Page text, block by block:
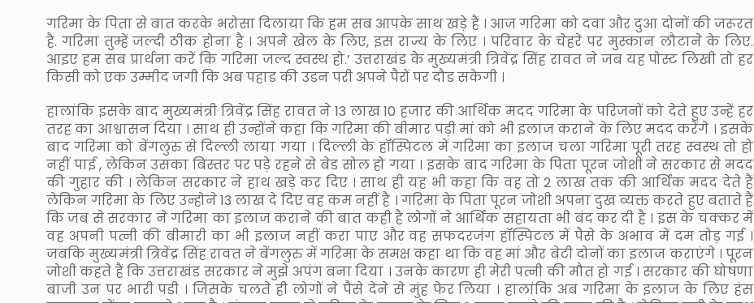
गरिमा के पिता से बात करके भरोसा दिलाया कि हम सब आपके साथ खड़े हैं । आज गरिमा को दवा और दुआ दोनों की जरूरत
है. गरिमा तुम्हें जल्दी ठीक होना है । अपने खेल के लिए, इस राज्य के लिए । परिवार के चेहरे पर मुस्कान लौटाने के लिए.
आइए हम सब प्रार्थना करें कि गरिमा जल्द स्वस्थ हो.’ उत्तराखंड के मुख्यमंत्री त्रिवेंद्र सिंह रावत ने जब यह पोस्ट लिखी तो हर
किसी को एक उम्मीद जगी कि अब पहाड की उडन परी अपने पैरों पर दौड सकेगी ।
हालांकि इसके बाद मुख्यमंत्री त्रिवेंद्र सिंह रावत ने 13 लाख 10 हजार की आर्थिक मदद गरिमा के परिजनों को देते हुए उन्हें हर
तरह का आश्वासन दिया । साथ ही उन्होंने कहा कि गरिमा की बीमार पड़ी मां को भी इलाज कराने के लिए मदद करेंगे । इसके
बाद गरिमा को बेंगलुरु से दिल्ली लाया गया । दिल्ली के हॉस्पिटल में गरिमा का इलाज चला गरिमा पूरी तरह स्वस्थ तो हो
नहीं पाई , लेकिन उसका बिस्तर पर पड़े रहने से बेड सोल हो गया । इसके बाद गरिमा के पिता पूरन जोशी ने सरकार से मदद
की गुहार की । लेकिन सरकार ने हाथ खड़े कर दिए । साथ ही यह भी कहा कि वह तो 2 लाख तक की आर्थिक मदद देते हैं
लेकिन गरिमा के लिए उन्होने 13 लाख दे दिए वह कम नहीं है । गरिमा के पिता पूरन जोशी अपना दुख व्यक्त करते हुए बताते हैं
कि जब से सरकार ने गरिमा का इलाज कराने की बात कही है लोगों ने आर्थिक सहायता भी बंद कर दी है । इस के चक्कर में
वह अपनी पत्नी की बीमारी का भी इलाज नहीं करा पाए और वह सफदरजंग हॉस्पिटल में पैसे के अभाव में दम तोड़ गई ।
जबकि मुख्यमंत्री त्रिवेंद्र सिंह रावत ने बेंगलुरु में गरिमा के समक्ष कहा था कि वह मां और बेटी दोनों का इलाज कराएंगे । पूरन
जोशी कहते हैं कि उत्तराखंड सरकार ने मुझे अपंग बना दिया । उनके कारण ही मेरी पत्नी की मौत हो गई । सरकार की घोषणा
बाजी उन पर भारी पडी । जिसके चलते ही लोगों ने पैसे देने से मुंह फेर लिया । हालांकि अब गरिमा के इलाज के लिए हंस